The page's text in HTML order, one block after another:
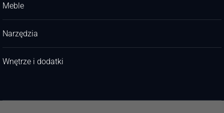
Meble
Narzędzia
Wnętrze i dodatki